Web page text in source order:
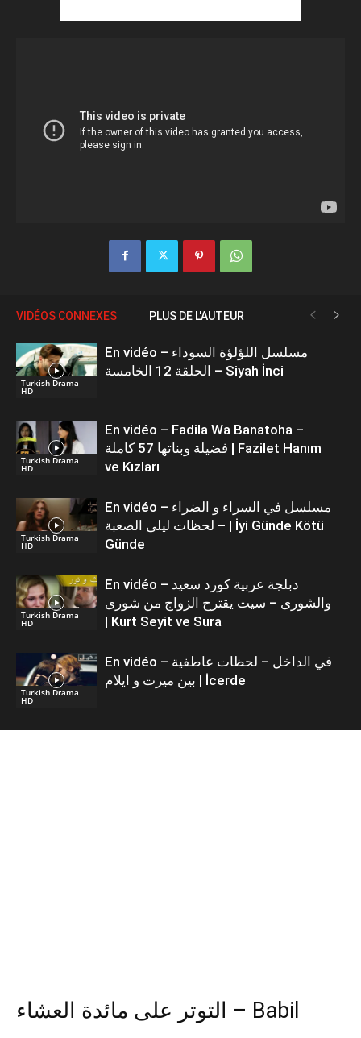
VIDÉOS CONNEXES PLUS DE L'AUTEUR
Turkish Drama
HD
En vidéo – مسلسل اللؤلؤة السوداء
الحلقة 12 الخامسة – Siyah İnci
Turkish Drama
HD
En vidéo – Fadila Wa Banatoha –
فضيلة وبناتها 57 كاملة | Fazilet Hanım
ve Kızları
Turkish Drama
HD
En vidéo – مسلسل في السراء و الضراء
– لحظات ليلى الصعبة | İyi Günde Kötü
Günde
Turkish Drama
HD
En vidéo – دبلجة عربية كورد سعيد
والشورى – سيت يقترح الزواج من شورى
| Kurt Seyit ve Sura
Turkish Drama
HD
En vidéo – في الداخل – لحظات عاطفية
بين ميرت و ايلام | İcerde
التوتر على مائدة العشاء – Babil